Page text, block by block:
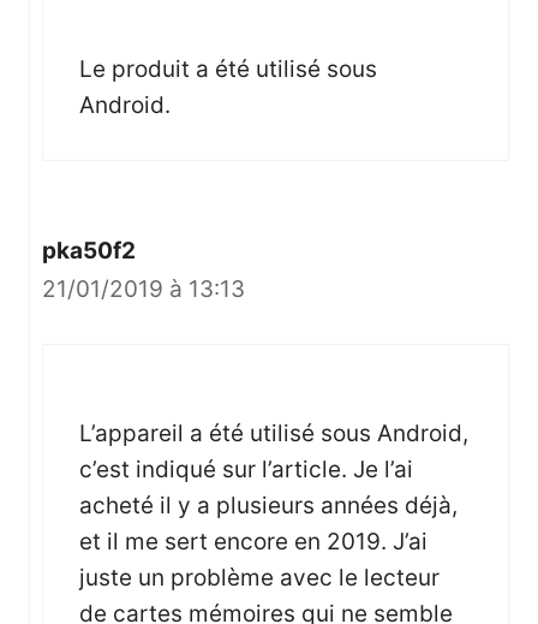
Le produit a été utilisé sous
Android.
pka50f2
21/01/2019 à 13:13
L’appareil a été utilisé sous Android,
c’est indiqué sur l’article. Je l’ai
acheté il y a plusieurs années déjà,
et il me sert encore en 2019. J’ai
juste un problème avec le lecteur
de cartes mémoires qui ne semble